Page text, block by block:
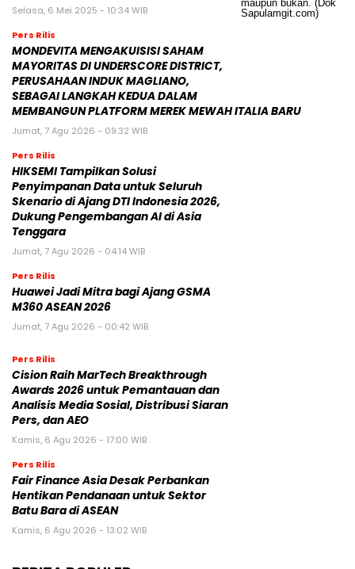
Selasa, 6 Mei 2025 - 10:34 WIB
Pers Rilis
MONDEVITA MENGAKUISISI SAHAM
MAYORITAS DI UNDERSCORE DISTRICT,
PERUSAHAAN INDUK MAGLIANO,
SEBAGAI LANGKAH KEDUA DALAM
MEMBANGUN PLATFORM MEREK MEWAH ITALIA BARU
Jumat, 7 Agu 2026 - 09:32 WIB
Pers Rilis
HIKSEMI Tampilkan Solusi
Penyimpanan Data untuk Seluruh
Skenario di Ajang DTI Indonesia 2026,
Dukung Pengembangan AI di Asia
Tenggara
Jumat, 7 Agu 2026 - 04:14 WIB
Pers Rilis
Huawei Jadi Mitra bagi Ajang GSMA
M360 ASEAN 2026
Jumat, 7 Agu 2026 - 00:42 WIB
Pers Rilis
Cision Raih MarTech Breakthrough
Awards 2026 untuk Pemantauan dan
Analisis Media Sosial, Distribusi Siaran
Pers, dan AEO
Kamis, 6 Agu 2026 - 17:00 WIB
Pers Rilis
Fair Finance Asia Desak Perbankan
Hentikan Pendanaan untuk Sektor
Batu Bara di ASEAN
Kamis, 6 Agu 2026 - 13:02 WIB